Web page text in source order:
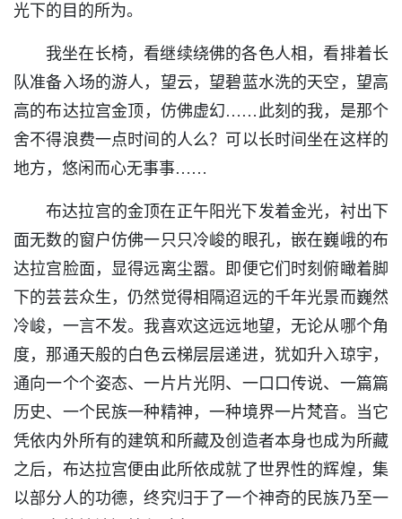
光下的目的所为。
我坐在长椅，看继续绕佛的各色人相，看排着长
队准备入场的游人，望云，望碧蓝水洗的天空，望高
高的布达拉宫金顶，仿佛虚幻……此刻的我，是那个
舍不得浪费一点时间的人么？可以长时间坐在这样的
地方，悠闲而心无事事……
布达拉宫的金顶在正午阳光下发着金光，衬出下
面无数的窗户仿佛一只只冷峻的眼孔，嵌在巍峨的布
达拉宫脸面，显得远离尘嚣。即便它们时刻俯瞰着脚
下的芸芸众生，仍然觉得相隔迢远的千年光景而巍然
冷峻，一言不发。我喜欢这远远地望，无论从哪个角
度，那通天般的白色云梯层层递进，犹如升入琼宇，
通向一个个姿态、一片片光阴、一口口传说、一篇篇
历史、一个民族一种精神，一种境界一片梵音。当它
凭依内外所有的建筑和所藏及创造者本身也成为所藏
之后，布达拉宫便由此所依成就了世界性的辉煌，集
以部分人的功德，终究归于了一个神奇的民族乃至一